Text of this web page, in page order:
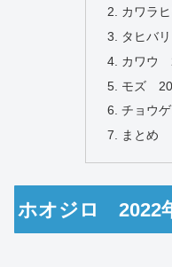
カワラ
タヒバ
カワウ
モズ
チョウ
まとめ
ホオジロ 2022